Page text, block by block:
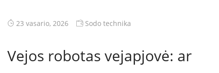
23 vasario, 2026 Sodo technika
Vejos robotas vejapjovė: ar